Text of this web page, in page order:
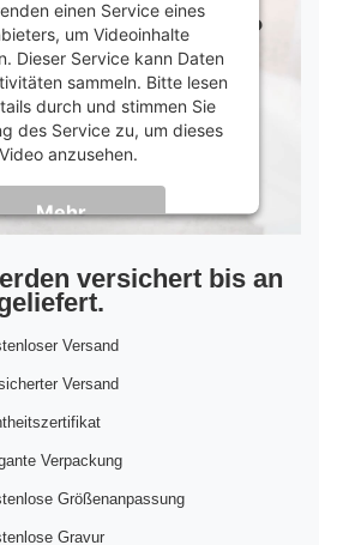
einen Service eines
um Videoinhalte
Dieser Service kann Daten
sammeln. Bitte lesen
durch und stimmen Sie
des Service zu, um dieses
Video anzusehen.
Mehr
Informationen
Akzeptieren
byUsercentrics Consent
Platform&Trusted Shops
versichert bis an
Versand
Versand
Verpackung
Größenanpassung
Gravur